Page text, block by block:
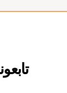
تابعونا على مواقع التواصل